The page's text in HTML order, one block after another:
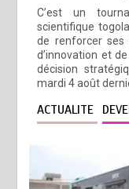
C’est un
scientifique
de renforcer ses
d’innovation et
décision
mardi 4 août
ACTUALITE